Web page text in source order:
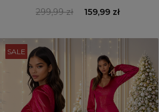
299,99 zł 159,99 zł
SALE